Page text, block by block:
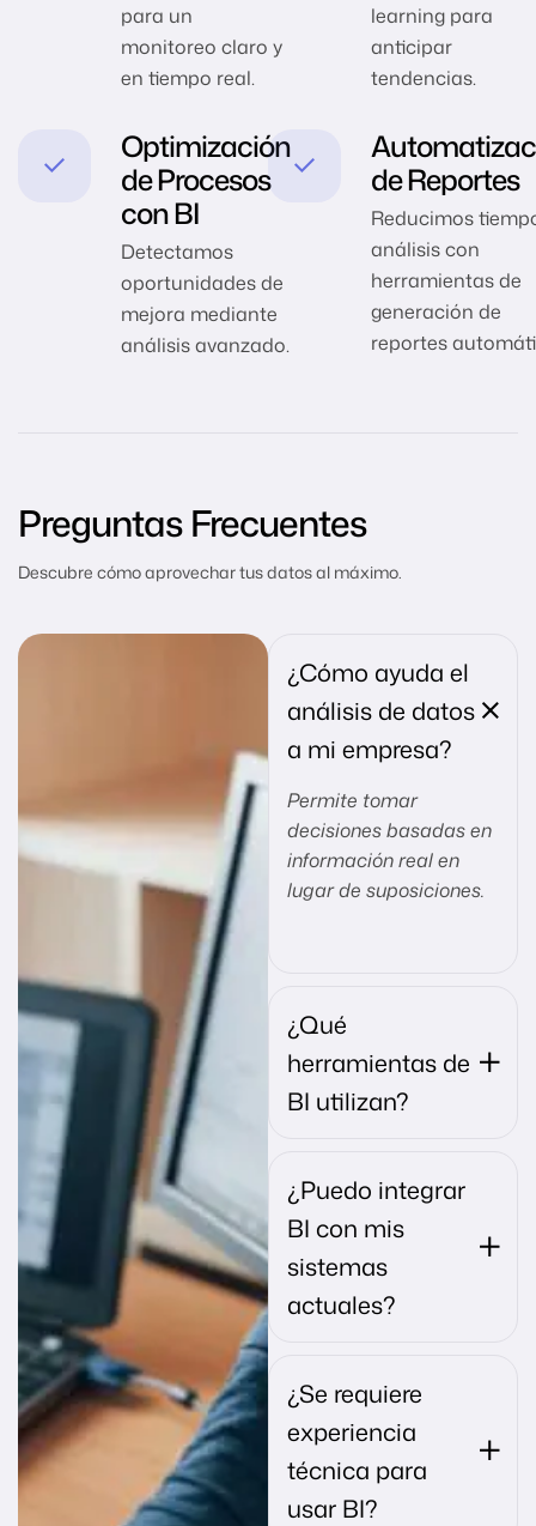
para un
monitoreo claro y
en tiempo real.
learning para
anticipar
tendencias.
Optimización
de Procesos
con BI
Detectamos
oportunidades de
mejora mediante
análisis avanzado.
de Reportes
Reducimos
análisis con
herramientas de
generación de
reportes
Preguntas Frecuentes
Descubre cómo aprovechar tus datos al máximo.
¿Cómo ayuda el
análisis de datos
a mi empresa?
Permite tomar
decisiones basadas en
información real en
lugar de suposiciones.
¿Qué
herramientas de
BI utilizan?
¿Puedo integrar
BI con mis
sistemas
actuales?
¿Se requiere
experiencia
técnica para
usar BI?